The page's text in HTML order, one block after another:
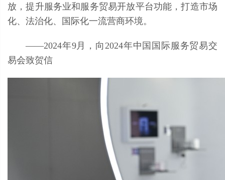
放，提升服务业和服务贸易开放平台功能，打造市场
化、法治化、国际化一流营商环境。
——2024年9月，向2024年中国国际服务贸易交
易会致贺信